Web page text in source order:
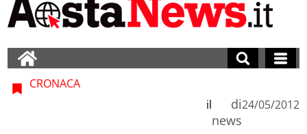
CRONACA
di
news
il 24/05/2012